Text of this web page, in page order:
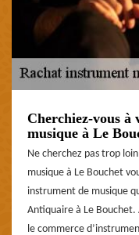
Cherchiez-vous à
musique à Le
Ne cherchez pas trop
musique à Le Bouchet
instrument de musique
Antiquaire à Le Bouchet.
le commerce